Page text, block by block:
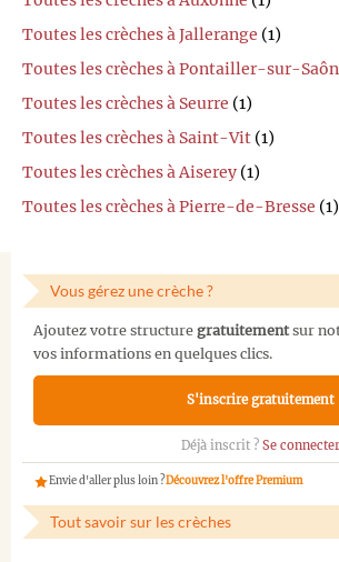
Toutes les crèches à Jallerange (1)
Toutes les crèches à Pontailler-sur-
Toutes les crèches à Seurre (1)
Toutes les crèches à Saint-Vit (1)
Toutes les crèches à Aiserey (1)
Toutes les crèches à Pierre-de-Bresse (1)
Vous gérez une crèche ?
Ajoutez votre structure gratuitementsur
vos informations en quelques clics.
S'inscrire gratuitement
Déjà inscrit ? Se connecter
Envie d'aller plus loin ?Découvrez l'offre Premium
Tout savoir sur les crèches